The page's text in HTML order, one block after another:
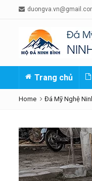
Trang chủ
Home Đá Mỹ Nghệ